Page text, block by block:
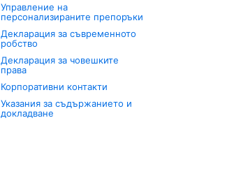
Управление на
персонализираните препоръки
Декларация за съвременното
робство
Декларация за човешките
права
Корпоративни контакти
Указания за съдържанието и
докладване